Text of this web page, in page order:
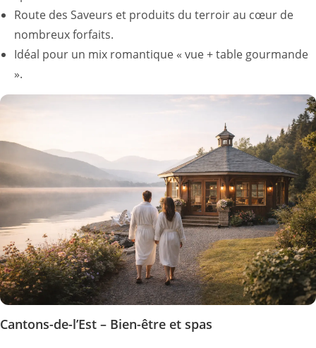
Route des Saveurs et produits du terroir au cœur de
nombreux forfaits.
Idéal pour un mix romantique « vue + table gourmande
».
Cantons-de-l’Est – Bien-être et spas